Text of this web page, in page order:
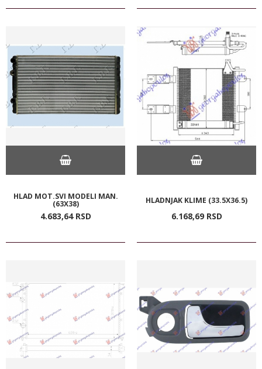
HLAD MOT.SVI MODELI MAN.
(63X38)
4.683,64 RSD
HLADNJAK KLIME (33.5X36.5)
6.168,69 RSD